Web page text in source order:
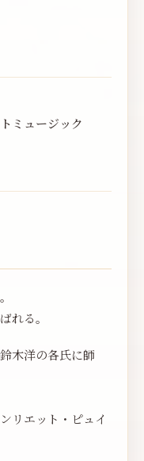
ミュージック
れる。
木洋の各氏に師
リエット・ピュイ